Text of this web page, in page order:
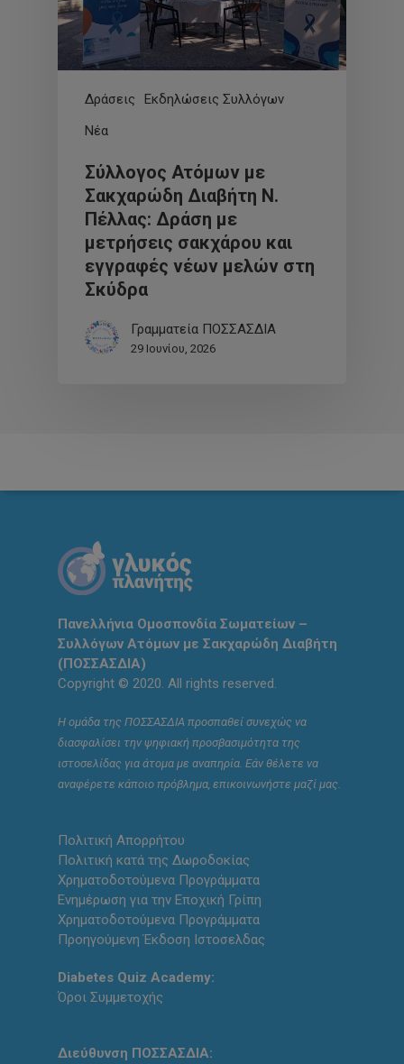
Δράσεις
Εκδηλώσεις Συλλόγων
Νέα
Σύλλογος Ατόμων με
Σακχαρώδη Διαβήτη Ν.
Πέλλας: Δράση με
μετρήσεις σακχάρου και
εγγραφές νέων μελών στη
Σκύδρα
Γραμματεία ΠΟΣΣΑΣΔΙΑ
29 Ιουνίου, 2026
Πανελλήνια Ομοσπονδία Σωματείων –
Συλλόγων Ατόμων με Σακχαρώδη Διαβήτη
(ΠΟΣΣΑΣΔΙΑ)
Copyright © 2020. All rights reserved.
Η ομάδα της ΠΟΣΣΑΣΔΙΑ προσπαθεί συνεχώς να
διασφαλίσει την ψηφιακή προσβασιμότητα της
ιστοσελίδας για άτομα με αναπηρία. Εάν θέλετε να
αναφέρετε κάποιο πρόβλημα, επικοινωνήστε μαζί μας.
Πολιτική Απορρήτου
Πολιτική κατά της Δωροδοκίας
Χρηματοδοτούμενα Προγράμματα
Ενημέρωση για την Εποχική Γρίπη
Χρηματοδοτούμενα Προγράμματα
Προηγούμενη Έκδοση Ιστοσελδας
Diabetes Quiz Academy:
Όροι Συμμετοχής
Διεύθυνση ΠΟΣΣΑΣΔΙΑ: